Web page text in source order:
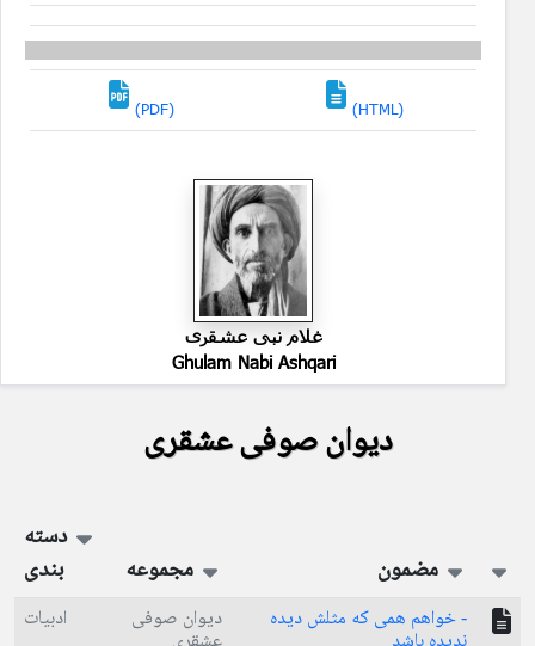
(PDF) (HTML)
غلام نبی عشقری
Ghulam Nabi Ashqari
دیوان صوفی عشقری
مضمون مجموعه
دسته
بندی
- خواهم همی که مثلش دیده دیوان صوفی ادبیات